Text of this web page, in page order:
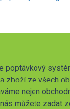
poptávkový
zboží ze všech
nejen
můžete zadat